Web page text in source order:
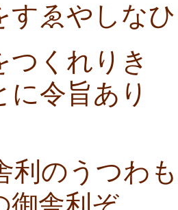
すゑやしな
つくれりき
に令旨あり
利のうつわ
御舎利ぞ